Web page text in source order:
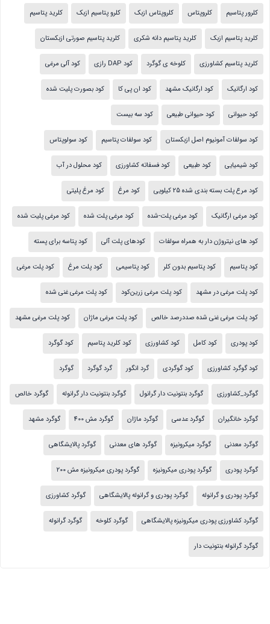
کلرور پتاسیم کلروپتاس کلروپتاس ازبک کلرو پتاسیم ازبک کلرید پتاسیم
کلرید پتاسیم ازبک کلرید پتاسیم دانه شکری کلرید پتاسیم صورتی ازبکستان
کلرید پتاسیم کشاورزی کلوخه ی گوگرد کود DAP رازی کود آلی مرغی
کود ارگانیک کود ارگانیک مشهد کود ان پی کا کود بصورت پلیت شده
کود حیوانی کود حیوانی طبیعی کود سه بیست
کود سولفات آمونیوم اصل ازبکستان کود سولفات پتاسیم کود سولوپتاس
کود شیمیایی کود طبیعی کود فسفاته کشاورزی کود محلول در آب
کود مرع پلت بسته بندی شده 25 کیلویی کود مرغ کود مرغ پلیتی
کود مرغی ارگانیک کود مرغی پلت-شده کود مرغی پلت شده کود مرغی پلیت شده
کود های نیتروژن دار به همراه سولفات کودهای پلت آلی کود پتاسه برای پسته
کود پتاسیم کود پتاسیم بدون کلر کود پتاسیمی کود پلت مرغ کود پلت مرغی
کود پلت مرغی در مشهد کود پلت مرغی زرین‌کود کود پلت مرغی غنی شده
کود پلت مرغی غنی شده صددرصد خالص کود پلت مرغی ماژان کود پلت مرغی مشهد
کود پودری کود کامل کود کشاورزی کود کلرید پتاسیم کود گوگرد
کود گوگرد کشاورزی کود گوگردی گرد انگور گرد گوگرد گوگرد
گوگرد_کشاورزی گوگرد بنتونیت دار گرانول گوگرد بنتونیت دار گرانوله گوگرد خالص
گوگرد خانگیران گوگرد عدسی گوگرد ماژان گوگرد مش 400 گوگرد مشهد
گوگرد معدنی گوگرد میکرونیزه گوگرد های معدنی گوگرد پالایشگاهی
گوگرد پودری گوگرد پودری میکرونیزه گوگرد پودری میکرونیزه مش 200
گوگرد پودری و گرانوله گوگرد پودری و گرانوله پالایشگاهی گوگرد کشاورزی
گوگرد کشاورزی پودری میکرونیزه پالایشگاهی گوگرد کلوخه گوگرد گرانوله
گوگرد گرانوله بنتونیت دار